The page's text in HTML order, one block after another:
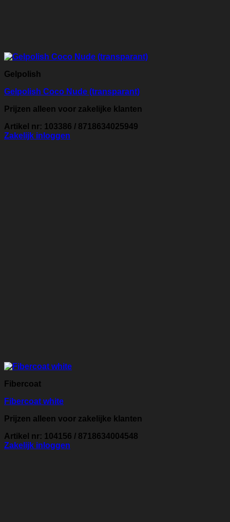
Gelpolish
Gelpolish Coco Nude (transparant)
Prijzen alleen voor zakelijke klanten
Artikel nr: 103386 / 8718634025949
Zakelijk inloggen
Fibercoat
Fibercoat white
Prijzen alleen voor zakelijke klanten
Artikel nr: 104156 / 8718634004548
Zakelijk inloggen